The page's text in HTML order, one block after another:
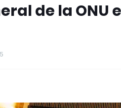
de la ONU